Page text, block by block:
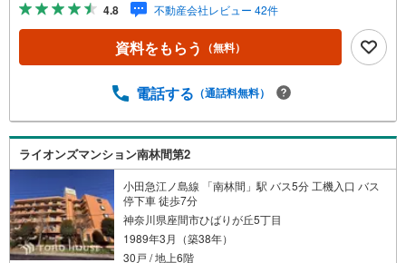
す。「資料をもらう」「見学予約をする」ボタンからお問
い合わせください。※必ずYahoo！ JAPAN IDでログインし
てください。※PayPayボーナスライトは出金と譲渡はでき
ーーーーーーーーーーーーーーーーーーー紹介金融機関/都
月時点 のものであり、実際の適用金利は融資実行時のもの
となります。金利情勢により表記の返済額と異なる場合が
あります。ーーーーーーーーーーーーーーーーーーーーー
4.8 不動産会社レビュー 42件
資料をもらう （無料）
電話する （通話料無料）
ライオンズマンション南林間第2
小田急江ノ島線 「南林間」駅 バス5分 工機入口 バス
停下車 徒歩7分
神奈川県座間市ひばりが丘5丁目
1989年3月（築38年）
30戸 / 地上6階